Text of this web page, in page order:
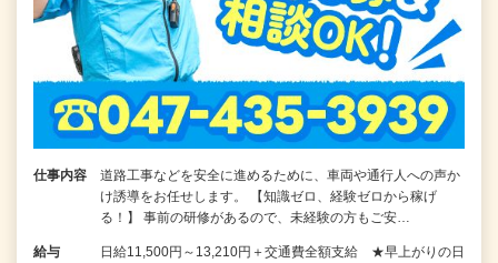
仕事内容
道路工事などを安全に進めるために、車両や通行人への声か
け誘導をお任せします。 【知識ゼロ、経験ゼロから稼げ
る！】 事前の研修があるので、未経験の方もご安…
給与 日給11,500円～13,210円＋交通費全額支給 ★早上がりの日